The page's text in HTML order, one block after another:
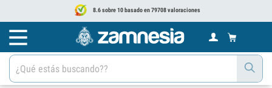
8.6 sobre 10 basado en 79708 valoraciones